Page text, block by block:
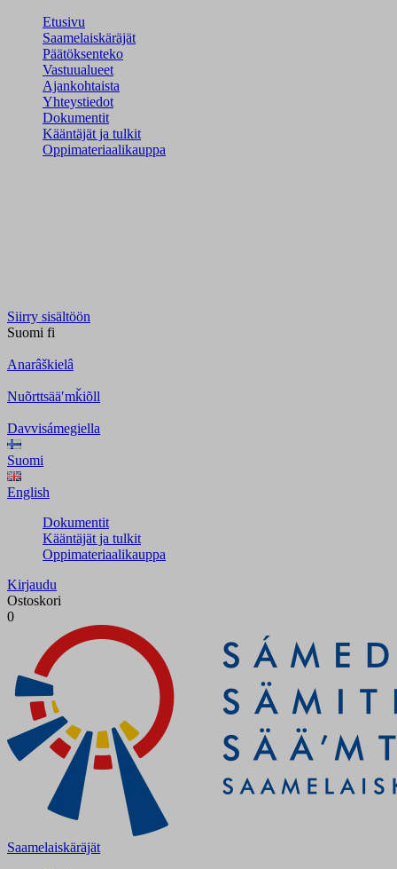
Etusivu
Saamelaiskäräjät
Päätöksenteko
Vastuualueet
Ajankohtaista
Yhteystiedot
Dokumentit
Kääntäjät ja tulkit
Oppimateriaalikauppa
Siirry sisältöön
Suomi fi
Anarâškielâ
Nuõrttsääʹmǩiõll
Davvisámegiella
Suomi
English
Dokumentit
Kääntäjät ja tulkit
Oppimateriaalikauppa
Kirjaudu
Ostoskori
0
Saamelaiskäräjät